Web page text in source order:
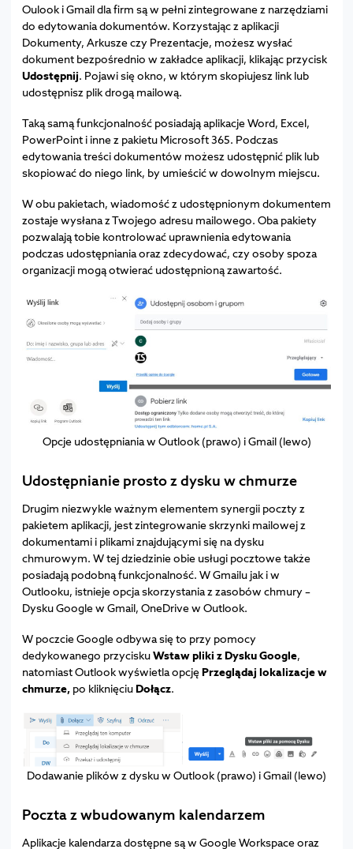
Oulook i Gmail dla firm są w pełni zintegrowane z narzędziami
do edytowania dokumentów. Korzystając z aplikacji
Dokumenty, Arkusze czy Prezentacje, możesz wysłać
dokument bezpośrednio w zakładce aplikacji, klikając przycisk
Udostępnij. Pojawi się okno, w którym skopiujesz link lub
udostępnisz plik drogą mailową.
Taką samą funkcjonalność posiadają aplikacje Word, Excel,
PowerPoint i inne z pakietu Microsoft 365. Podczas
edytowania treści dokumentów możesz udostępnić plik lub
skopiować do niego link, by umieścić w dowolnym miejscu.
W obu pakietach, wiadomość z udostępnionym dokumentem
zostaje wysłana z Twojego adresu mailowego. Oba pakiety
pozwalają tobie kontrolować uprawnienia edytowania
podczas udostępniania oraz zdecydować, czy osoby spoza
organizacji mogą otwierać udostępnioną zawartość.
Opcje udostępniania w Outlook (prawo) i Gmail (lewo)
Udostępnianie prosto z dysku w chmurze
Drugim niezwykle ważnym elementem synergii poczty z
pakietem aplikacji, jest zintegrowanie skrzynki mailowej z
dokumentami i plikami znajdującymi się na dysku
chmurowym. W tej dziedzinie obie usługi pocztowe także
posiadają podobną funkcjonalność. W Gmailu jak i w
Outlooku, istnieje opcja skorzystania z zasobów chmury –
Dysku Google w Gmail, OneDrive w Outlook.
W poczcie Google odbywa się to przy pomocy
dedykowanego przyciskuWstaw pliki z Dysku Google,
natomiast Outlook wyświetla opcję Przeglądaj lokalizacje w
chmurze,po kliknięciu Dołącz.
Dodawanie plików z dysku w Outlook (prawo) i Gmail (lewo)
Poczta z wbudowanym kalendarzem
Aplikacje kalendarza dostępne są w Google Workspace oraz